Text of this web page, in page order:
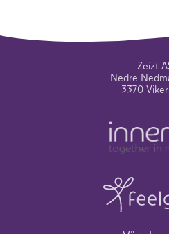
Zeizt
Nedre
3370